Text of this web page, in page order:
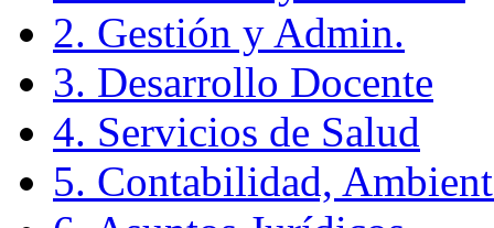
2. Gestión y Admin.
3. Desarrollo Docente
4. Servicios de Salud
5. Contabilidad,